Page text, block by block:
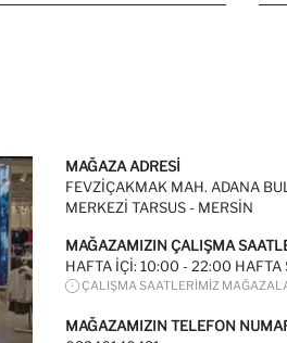
MAĞAZA ADRESI
FEVZIÇAKMAK MAH. ADANA
MERKEZI TARSUS - MERSİN
MAĞAZAMIZIN ÇALIŞMA
HAFTA IÇI: 10:00 - 22:00
ÇALIŞMA SAATLERIMIZ
MAĞAZAMIZIN TELEFON